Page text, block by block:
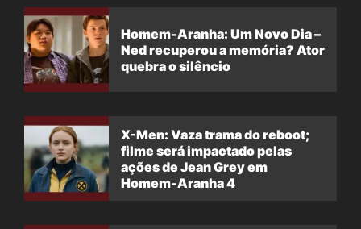
Homem-Aranha: Um Novo Dia –
Ned recuperou a memória? Ator
quebra o silêncio
X-Men: Vaza trama do reboot;
filme será impactado pelas
ações de Jean Grey em
Homem-Aranha 4